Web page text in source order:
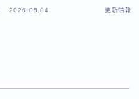
2026.05.04 更新情報